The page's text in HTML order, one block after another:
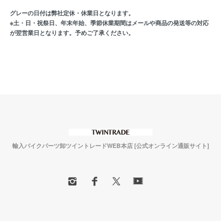
グレーの日付は弊社定休・休業日となります。
※土・日・祝祭日、年末年始、季節休業期間はメールや商品の発送等の対応
が翌営業日となります。予めご了承ください。
輸入バイクパーツ卸ツイントレードWEB本店 [公式オンライン通販サイト]